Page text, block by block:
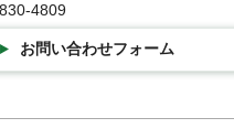
4809
お問い合わせフォーム